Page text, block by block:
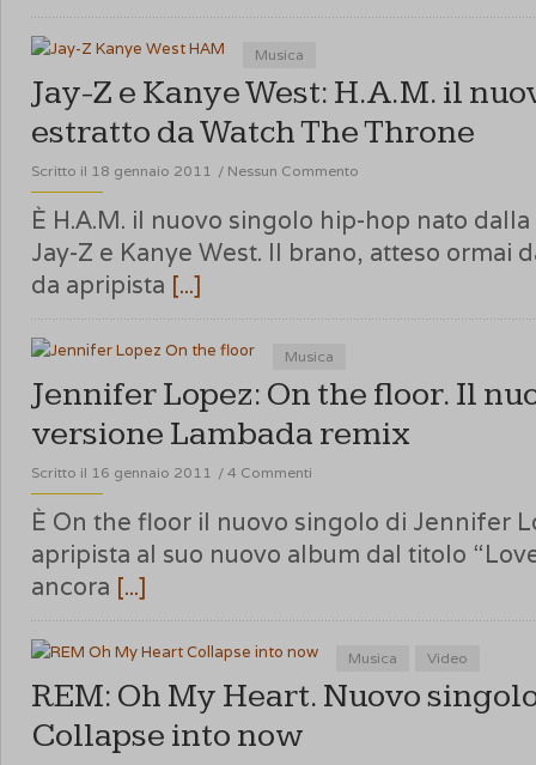
Musica
Jay-Z e Kanye West: H.A.M. il
estratto da Watch The Throne
Scritto il 18 gennaio 2011 / Nessun Commento
È H.A.M. il nuovo singolo hip-hop nato
Jay-Z e Kanye West. Il brano, atteso ormai
da apripista [...]
Musica
Jennifer Lopez: On the floor. Il
versione Lambada remix
Scritto il 16 gennaio 2011 / 4 Commenti
È On the floor il nuovo singolo di Jennifer
apripista al suo nuovo album dal titolo
ancora [...]
Musica Video
REM: Oh My Heart. Nuovo
Collapse into now